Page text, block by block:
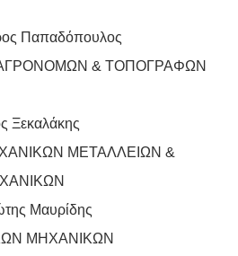
Παπαδόπουλος
ΑΓΡΟΝΟΜΩΝ & ΤΟΠΟΓΡΑΦΩΝ
Ξεκαλάκης
ΜΕΤΑΛΛΕΙΩΝ &
Μαυρίδης
ΜΗΧΑΝΙΚΩΝ